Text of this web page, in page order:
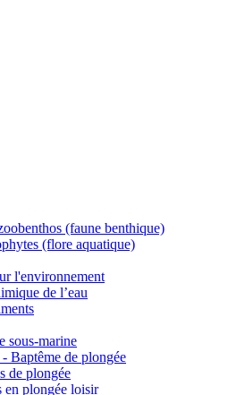
(faune benthique)
(flore aquatique)
l'environnement
de l’eau
sous-marine
Baptême de plongée
de plongée
en plongée loisir